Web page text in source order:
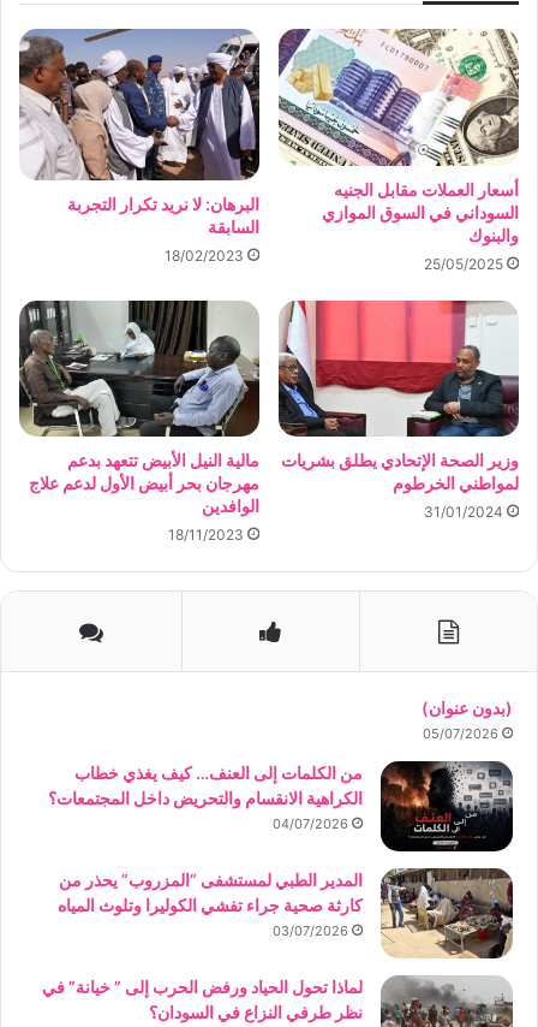
أسعار العملات مقابل الجنيه
السوداني في السوق الموازي
والبنوك
25/05/2025
البرهان: لا نريد تكرار التجربة
السابقة
18/02/2023
وزير الصحة الإتحادي يطلق بشريات
لمواطني الخرطوم
31/01/2024
مالية النيل الأبيض تتعهد بدعم
مهرجان بحر أبيض الأول لدعم علاج
الوافدين
18/11/2023
(بدون عنوان)
05/07/2026
من الكلمات إلى العنف… كيف يغذي خطاب
الكراهية الانقسام والتحريض داخل المجتمعات؟
04/07/2026
المدير الطبي لمستشفى “المزروب” يحذر من
كارثة صحية جراء تفشي الكوليرا وتلوث المياه
03/07/2026
لماذا تحول الحياد ورفض الحرب إلى ” خيانة” في
نظر طرفي النزاع في السودان؟